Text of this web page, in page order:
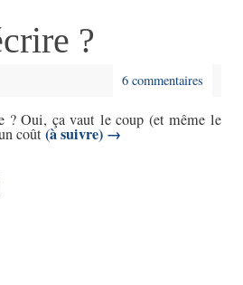
?
6 commentaires
? Oui, ça vaut le coup (et même le
coût(à suivre) →